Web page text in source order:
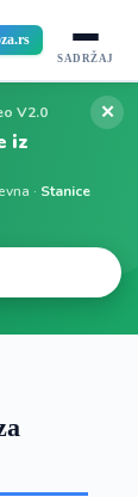
SADRŽAJ
V2.0
iz
· Stanice
✕